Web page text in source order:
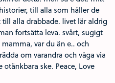
till alla som håller de
alla drabbade. livet lär aldrig
fortsätta leva. svårt, sugigt
var du än e.. och
om varandra och våga via
ske. Peace, Love